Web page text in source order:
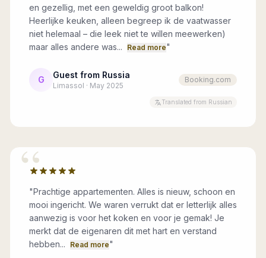
en gezellig, met een geweldig groot balkon!
Heerlijke keuken, alleen begreep ik de vaatwasser
niet helemaal – die leek niet te willen meewerken)
maar alles andere was...
Read more"
G Guest from Russia
Limassol · May 2025
Booking.com
Translated from Russian
“
"Prachtige appartementen. Alles is nieuw, schoon en
mooi ingericht. We waren verrukt dat er letterlijk alles
aanwezig is voor het koken en voor je gemak! Je
merkt dat de eigenaren dit met hart en verstand
hebben...
Read more"